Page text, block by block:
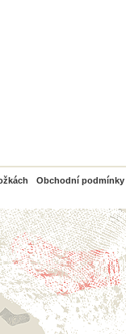
Obchodní podmínky
PayPal